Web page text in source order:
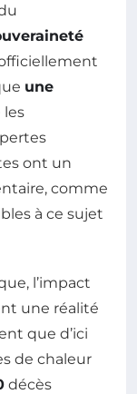
une
les
ont un
comme
à ce sujet
l’impact
une réalité
que d’ici
de chaleur
décès